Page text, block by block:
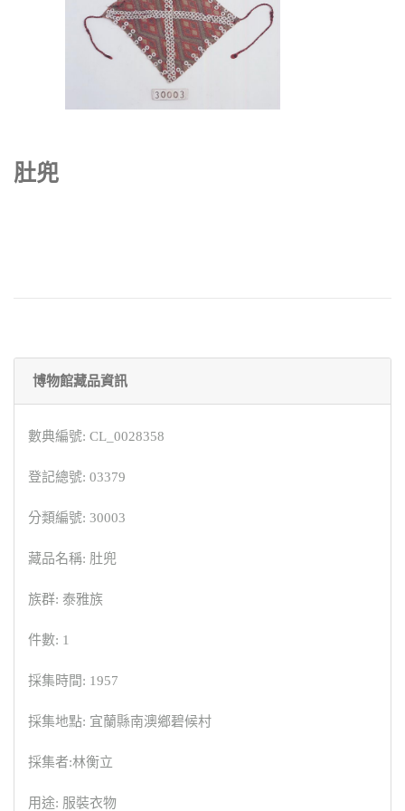
肚兜
博物館藏品資訊
數典編號: CL_0028358
登記總號: 03379
分類編號: 30003
藏品名稱: 肚兜
族群: 泰雅族
件數: 1
採集時間: 1957
採集地點: 宜蘭縣南澳鄉碧候村
採集者:林衡立
用途: 服裝衣物